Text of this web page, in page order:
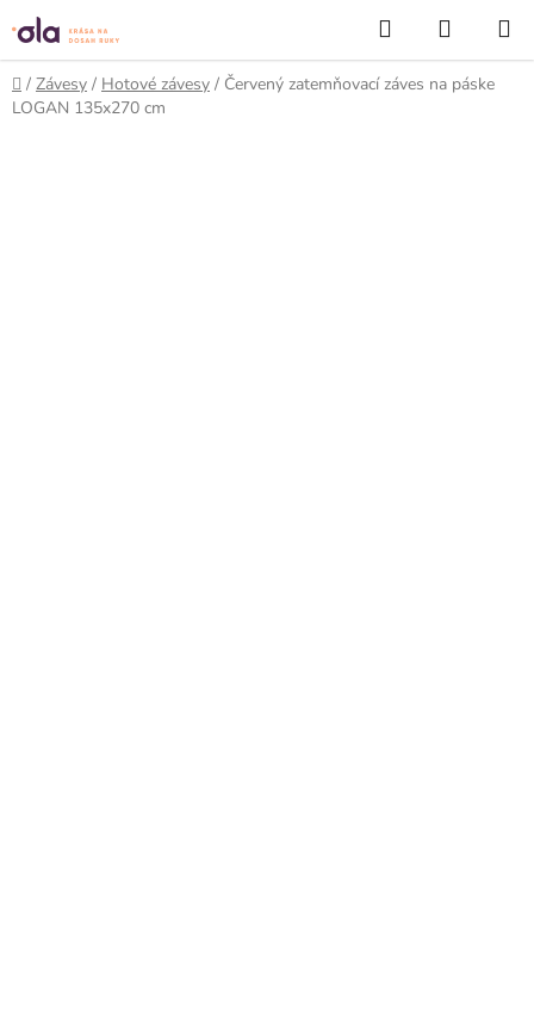
Prejsť
na
obsah
Hľadať
KOŠÍK
Domov
/ Závesy / Hotové závesy / Červený zatemňovací záves na páske
LOGAN 135x270 cm